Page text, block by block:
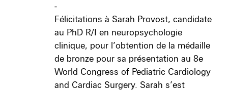
-
Félicitations à Sarah Provost, candidate
au PhD R/I en neuropsychologie
clinique, pour l’obtention de la médaille
de bronze pour sa présentation au 8e
World Congress of Pediatric Cardiology
and Cardiac Surgery. Sarah s’est